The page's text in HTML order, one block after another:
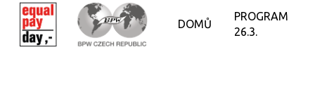
DOMŮ
PROGRAM
26.3.